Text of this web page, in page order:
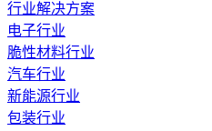
行业解决方案
电子行业
脆性材料行业
汽车行业
新能源行业
包装行业